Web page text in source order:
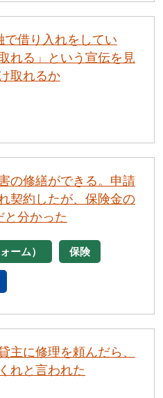
借り入れをしてい
れる」という宣伝を見
取れるか
の修繕ができる。申請
契約したが、保険金の
と分かった
ーム） 保険
主に修理を頼んだら、
れと言われた